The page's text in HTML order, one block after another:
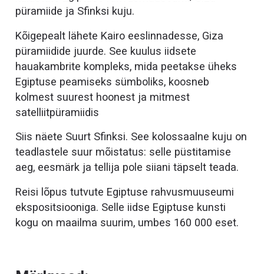
püramiide ja Sfinksi kuju.
Kõigepealt lähete Kairo eeslinnadesse, Giza
püramiidide juurde. See kuulus iidsete
hauakambrite kompleks, mida peetakse üheks
Egiptuse peamiseks sümboliks, koosneb
kolmest suurest hoonest ja mitmest
satelliitpüramiidis
Siis näete Suurt Sfinksi. See kolossaalne kuju on
teadlastele suur mõistatus: selle püstitamise
aeg, eesmärk ja tellija pole siiani täpselt teada.
Reisi lõpus tutvute Egiptuse rahvusmuuseumi
ekspositsiooniga. Selle iidse Egiptuse kunsti
kogu on maailma suurim, umbes 160 000 eset.